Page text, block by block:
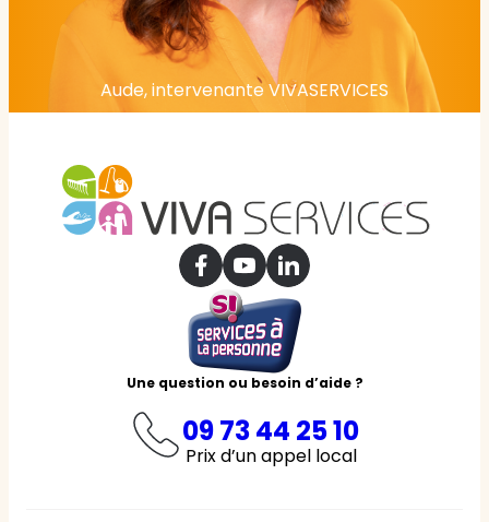
Aude, intervenante VIVASERVICES
Une question ou besoin d’aide ?
09 73 44 25 10
Prix d’un appel local